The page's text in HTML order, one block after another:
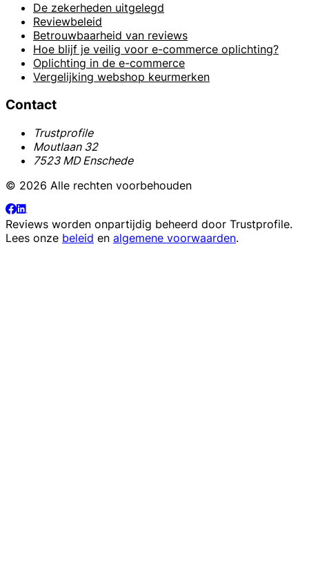
De zekerheden uitgelegd
Reviewbeleid
Betrouwbaarheid van reviews
Hoe blijf je veilig voor e-commerce oplichting?
Oplichting in de e-commerce
Vergelijking webshop keurmerken
Contact
Trustprofile
Moutlaan 32
7523 MD Enschede
© 2026 Alle rechten voorbehouden
Reviews worden onpartijdig beheerd door Trustprofile.
Lees onze beleid en algemene voorwaarden.